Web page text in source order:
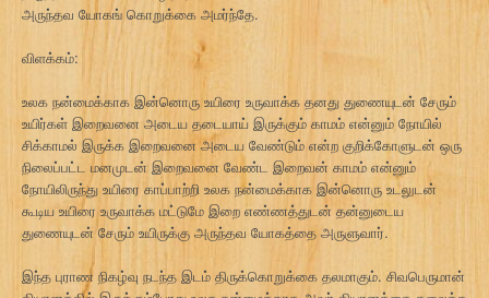
அருந்தவ யோகங் கொறுக்கை அமர்ந்தே.
விளக்கம்:
உலக நன்மைக்காக இன்னொரு உயிரை உருவாக்க தனது துணையுடன் சேரும்
உயிர்கள் இறைவனை அடைய தடையாய் இருக்கும் காமம் என்னும் நோயில்
சிக்காமல் இருக்க இறைவனை அடைய வேண்டும் என்ற குறிக்கோளுடன் ஒரு
நிலைப்பட்ட மனமுடன் இறைவனை வேண்ட இறைவன் காமம் என்னும்
நோயிலிருந்து உயிரை காப்பாற்றி உலக நன்மைக்காக இன்னொரு உடலுடன்
கூடிய உயிரை உருவாக்க மட்டுமே இறை எண்ணத்துடன் தன்னுடைய
துணையுடன் சேரும் உயிருக்கு அருந்தவ யோகத்தை அருளுவார்.
இந்த புராண நிகழ்வு நடந்த இடம் திருக்கொறுக்கை தலமாகும். சிவபெருமான்